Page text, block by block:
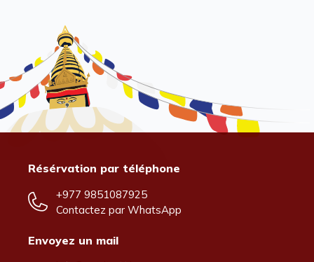
Résérvation par téléphone
+977 9851087925
Contactez par WhatsApp
Envoyez un mail